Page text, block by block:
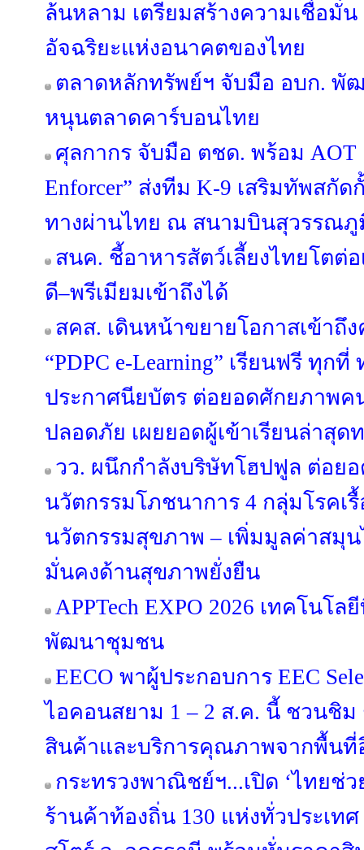
ล้นหลาม เตรียมสร้างความเชื่อมั่น
อัจฉริยะแห่งอนาคตของไทย
ตลาดหลักทรัพย์ฯ จับมือ อบก. พั
หนุนตลาดคาร์บอนไทย
ศุลกากร จับมือ ตชด. พร้อม AOT
Enforcer” ส่งทีม K-9 เสริมทัพสกั
ทางผ่านไทย ณ สนามบินสุวรรณภู
สนค. ชี้อาหารสัตว์เลี้ยงไทยโตต่
ดี–พรีเมียมเข้าถึงได้
สคส. เดินหน้าขยายโอกาสเข้าถึง
“PDPC e-Learning” เรียนฟรี ทุกที่
ประกาศนียบัตร ต่อยอดศักยภาพ
ปลอดภัย เผยยอดผู้เข้าเรียนล่าสุด
วว. ผนึกกำลังบริษัทโฮปฟูล ต่อย
นวัตกรรมโภชนาการ 4 กลุ่มโรคเรื้
นวัตกรรมสุขภาพ – เพิ่มมูลค่าสมุ
มั่นคงด้านสุขภาพยั่งยืน
APPTech EXPO 2026 เทคโนโล
พัฒนาชุมชน
EECO พาผู้ประกอบการ EEC
ไอคอนสยาม 1 – 2 ส.ค. นี้ ชวนชิ
สินค้าและบริการคุณภาพจากพื้นที่
กระทรวงพาณิชย์ฯ...เปิด ‘ไทยช่ว
ร้านค้าท้องถิ่น 130 แห่งทั่วประเทศ